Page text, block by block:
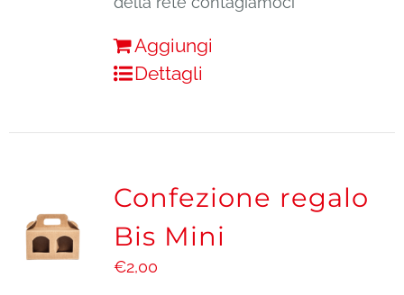
Aggiungi
Dettagli
Confezione regalo
Bis Mini
€2,00